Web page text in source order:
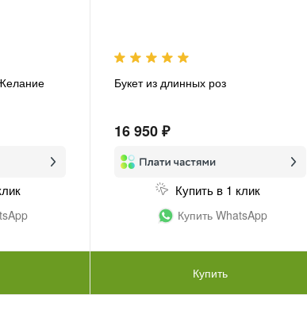
Букет из длинных роз
16 950 ₽
Купить в 1 клик
Купить WhatsApp
Купить